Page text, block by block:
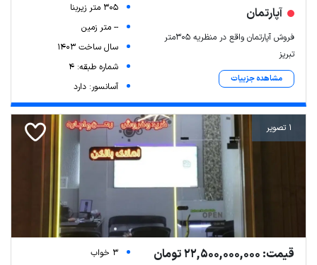
آپارتمان
فروش آپارتمان واقع در منظریه ۳۰۵متر
تبریز
مشاهده جزییات
305 متر زیربنا
-- متر زمین
سال ساخت 1403
شماره طبقه: 4
آسانسور: دارد
1 تصویر
قیمت: 22,500,000,000 تومان
3 خواب